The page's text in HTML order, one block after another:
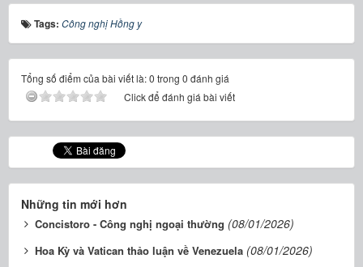
Tags: Công nghị Hồng y
Tổng số điểm của bài viết là: 0 trong 0 đánh giá
Click để đánh giá bài viết
Những tin mới hơn
Concistoro - Công nghị ngoại thường (08/01/2026)
Hoa Kỳ và Vatican thảo luận về Venezuela (08/01/2026)